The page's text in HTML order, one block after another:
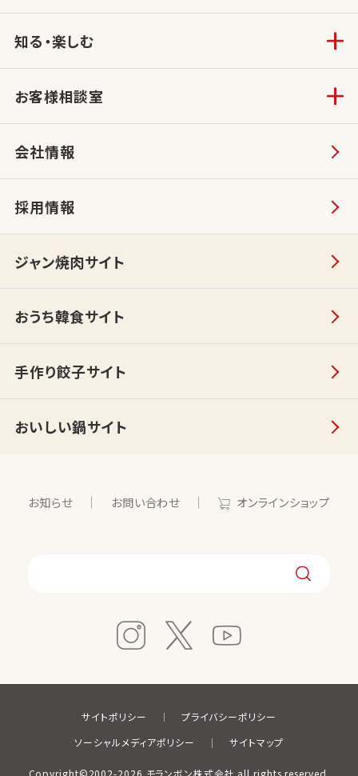
知る・楽しむ
お客様相談室
会社情報
採用情報
ジャン焼肉サイト
おうち韓食サイト
手作り餃子サイト
おいしい鍋サイト
お知らせ お問い合わせ オンラインショップ
サイトポリシー
プライバシーポリシー
ソーシャルメディアポリシー
サイトマップ